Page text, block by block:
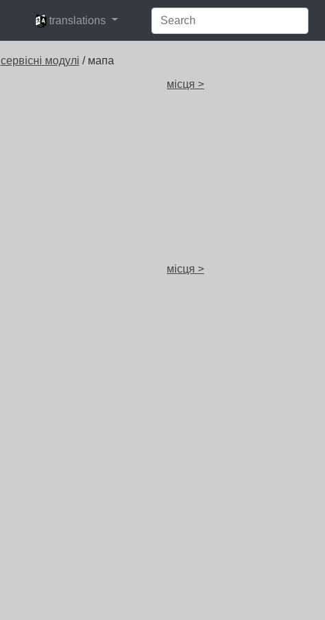
languages
translations
сервісні модулі / мапа
місця >
місця >